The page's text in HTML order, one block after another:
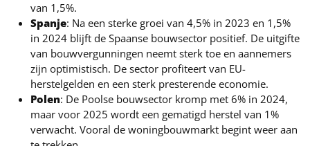
van 1,5%.
Spanje: Na een sterke groei van 4,5% in 2023 en 1,5%
in 2024 blijft de Spaanse bouwsector positief. De uitgifte
van bouwvergunningen neemt sterk toe en aannemers
zijn optimistisch. De sector profiteert van EU-
herstelgelden en een sterk presterende economie.
Polen: De Poolse bouwsector kromp met 6% in 2024,
maar voor 2025 wordt een gematigd herstel van 1%
verwacht. Vooral de woningbouwmarkt begint weer aan